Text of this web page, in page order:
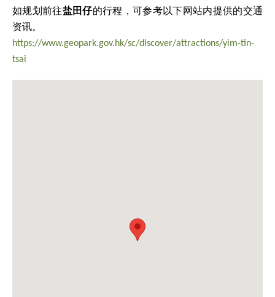
如规划前往盐田仔的行程，可参考以下网站内提供的交通
资讯。
https://www.geopark.gov.hk/sc/discover/attractions/yim-tin-
tsai